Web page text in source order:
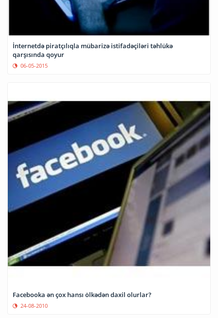
İnternetdə piratçılıqla mübarizə istifadəçiləri təhlükə
qarşısında qoyur
06-05-2015
Facebooka ən çox hansı ölkədən daxil olurlar?
24-08-2010